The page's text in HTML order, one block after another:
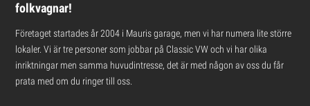
folkvagnar!
Företaget startades år 2004 i Mauris garage, men vi har numera lite större
lokaler. Vi är tre personer som jobbar på Classic VW och vi har olika
inriktningar men samma huvudintresse, det är med någon av oss du får
prata med om du ringer till oss.